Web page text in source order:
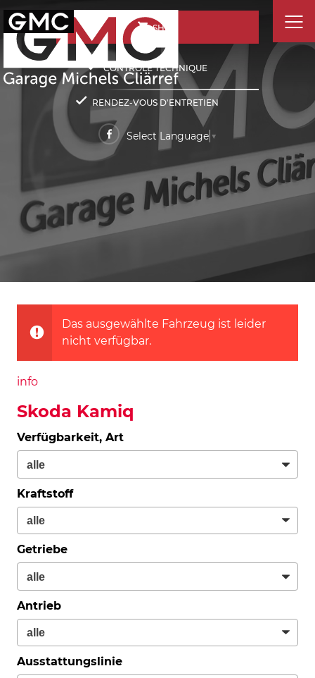
SHOP
CONTRÔLE TECHNIQUE
RENDEZ-VOUS D'ENTRETIEN
Select Language ▼
Das ausgewählte Fahrzeug ist leider
nicht verfügbar.
info
Skoda Kamiq
Verfügbarkeit, Art
Kraftstoff
Getriebe
Antrieb
Ausstattungslinie